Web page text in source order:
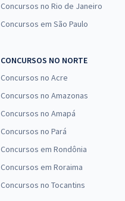
Concursos no Rio de Janeiro
Concursos em São Paulo
CONCURSOS NO NORTE
Concursos no Acre
Concursos no Amazonas
Concursos no Amapá
Concursos no Pará
Concursos em Rondônia
Concursos em Roraima
Concursos no Tocantins